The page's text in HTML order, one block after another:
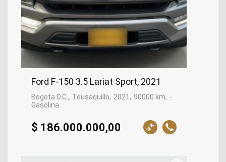
Ford F-150 3.5 Lariat Sport, 2021
Bogota D.C. Teusaquillo 2021 90000 km
-
Gasolina
$ 186.000.000,00